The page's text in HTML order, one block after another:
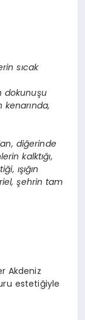
sıcak
dokunuşu
kenarında,
diğerinde
kalktığı,
ği, ışığın
şehrin tam
Akdeniz
estetiğiyle